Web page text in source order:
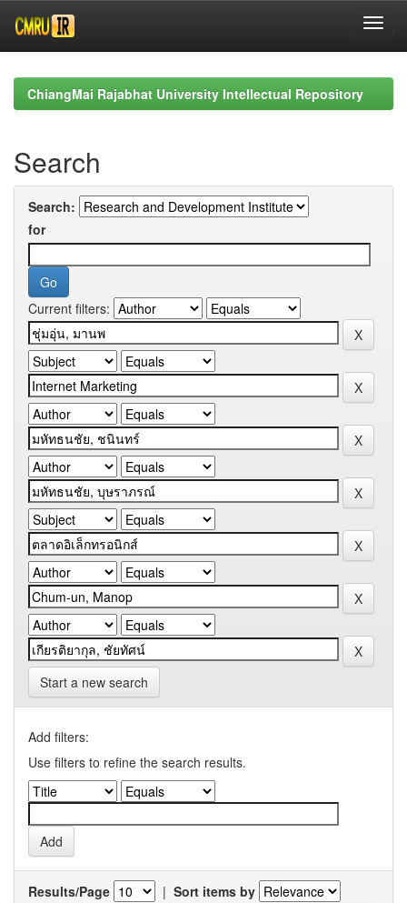
navigationChiangMai Rajabhat University Intellectual Repository
Search
Search:
for
Current filters:
Start a new search
Add filters:
Use filters to refine the search results.
Results/Page | Sort items by